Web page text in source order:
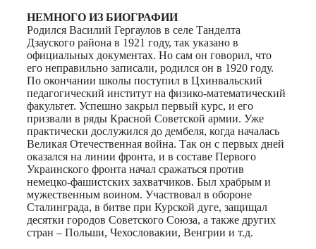
НЕМНОГО ИЗ БИОГРАФИИ
Родился Василий Гергаулов в селе Танделта
Дзауского района в 1921 году, так указано в
официальных документах. Но сам он говорил, что
его неправильно записали, родился он в 1920 году.
По окончании школы поступил в Цхинвальский
педагогический институт на физико-математический
факультет. Успешно закрыл первый курс, и его
призвали в ряды Красной Советской армии. Уже
практически дослужился до дембеля, когда началась
Великая Отечественная война. Так он с первых дней
оказался на линии фронта, и в составе Первого
Украинского фронта начал сражаться против
немецко-фашистских захватчиков. Был храбрым и
мужественным воином. Участвовал в обороне
Сталинграда, в битве при Курской дуге, защищал
десятки городов Советского Союза, а также других
стран – Польши, Чехословакии, Венгрии и т.д.